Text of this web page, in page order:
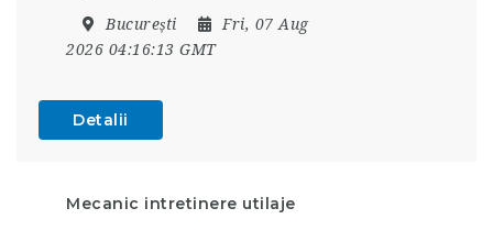
București
Fri, 07 Aug
2026 04:16:13 GMT
Detalii
Mecanic intretinere utilaje